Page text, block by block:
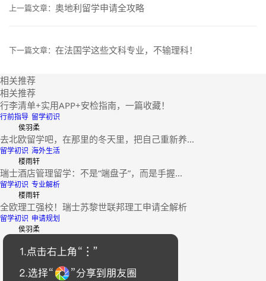
上一篇文章： 奥地利留学申请全攻略
下一篇文章： 在法国学这些文科专业，不输理科！
相关推荐
相关推荐
行李清单+实用APP+安检指南，一篇收藏！
行前指导 留学初识
侯羽柔
去北欧留学吧，在那里的冬天里，把自己重新养...
留学初识 海外生活
楼雨轩
瑞士酒店管理留学：不是“端盘子”，而是手握...
留学初识 专业解析
楼雨轩
全欧理工强校！瑞士苏黎世联邦理工申请全解析
留学初识 申请规划
侯羽柔